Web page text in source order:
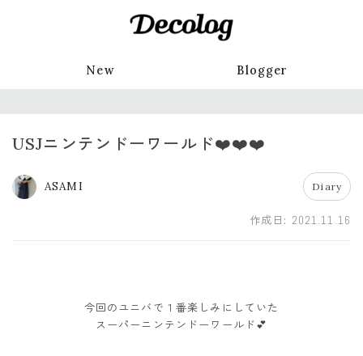
New Blogger
USJニンテンドーワールド❤️❤️❤️
ASAMI Diary
作成日: 2021.11.16
今回のユニバで１番楽しみにしていた
スーパーニンテンドーワールド💕